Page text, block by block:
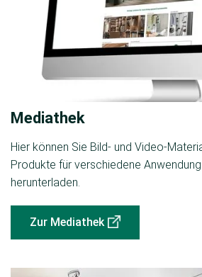
Mediathek
Hier können Sie Bild- und Video-
Produkte für verschiedene
herunterladen.
Zur Mediathek